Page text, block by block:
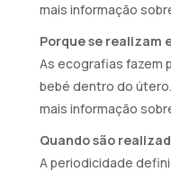
mais informação
Porque se realizam
As ecografias fazem
bebé dentro do
mais informação
Quando são
A periodicidade